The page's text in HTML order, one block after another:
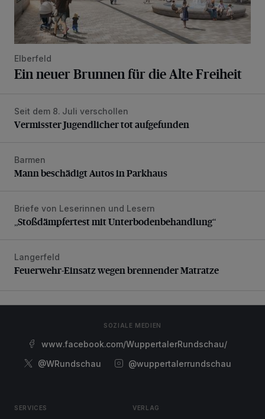
Elberfeld
Ein neuer Brunnen für die Alte Freiheit
Vermisster Jugendlicher tot aufgefunden
Seit dem 8. Juli verschollen
Vermisster Jugendlicher tot aufgefunden
Mann beschädigt Autos in Parkhaus
Barmen
Mann beschädigt Autos in Parkhaus
„Stoßdämpfertest mit Unterbodenbehandlung“
Briefe von Leserinnen und Lesern
„Stoßdämpfertest mit Unterbodenbehandlung“
Feuerwehr-Einsatz wegen brennender Matratze
Langerfeld
Feuerwehr-Einsatz wegen brennender Matratze
SOZIALE MEDIEN
www.facebook.com/WuppertalerRundschau/
@WRundschau
@wuppertalerrundschau
SERVICES VERLAG